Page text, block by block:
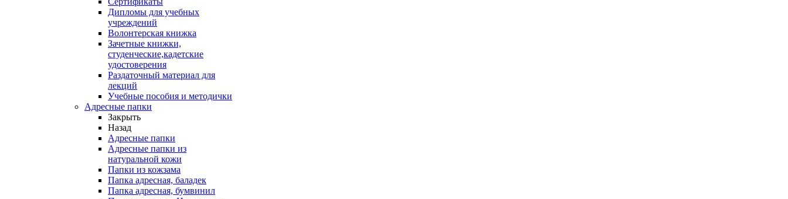
Дипломы для учебных
учреждений
Волонтерская книжка
Зачетные книжки,
студенческие,кадетские
удостоверения
Раздаточный материал для
лекций
Учебные пособия и методички
Адресные папки
Закрыть
Назад
Адресные папки
Адресные папки из
натуральной кожи
Папки из кожзама
Папка адресная, баладек
Папка адресная, бумвинил